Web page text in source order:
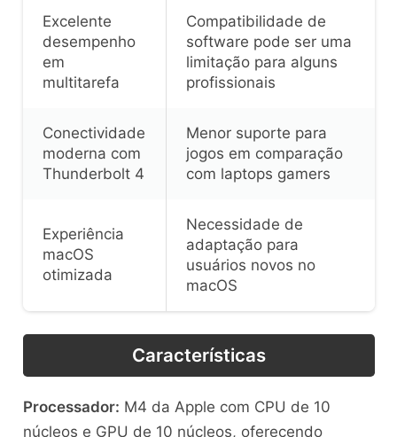
Excelente
desempenho
em
multitarefa
Compatibilidade de
software pode ser uma
limitação para alguns
profissionais
Conectividade
moderna com
Thunderbolt 4
Menor suporte para
jogos em comparação
com laptops gamers
Experiência
macOS
otimizada
Necessidade de
adaptação para
usuários novos no
macOS
Características
Processador: M4 da Apple com CPU de 10
núcleos e GPU de 10 núcleos, oferecendo